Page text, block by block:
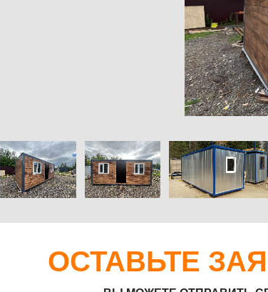
ОСТАВЬТЕ
ВЫ МОЖЕТЕ ОТПРАВИТЬ СВОЙ
Загрузить файлы